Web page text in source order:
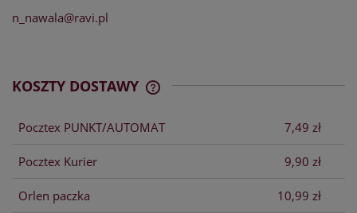
n_nawala@ravi.pl
KOSZTY DOSTAWY
Pocztex PUNKT/AUTOMAT 7,49 zł
Pocztex Kurier 9,90 zł
Orlen paczka 10,99 zł